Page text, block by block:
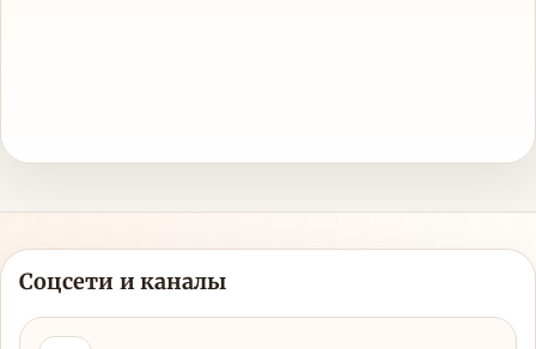
Соцсети и каналы